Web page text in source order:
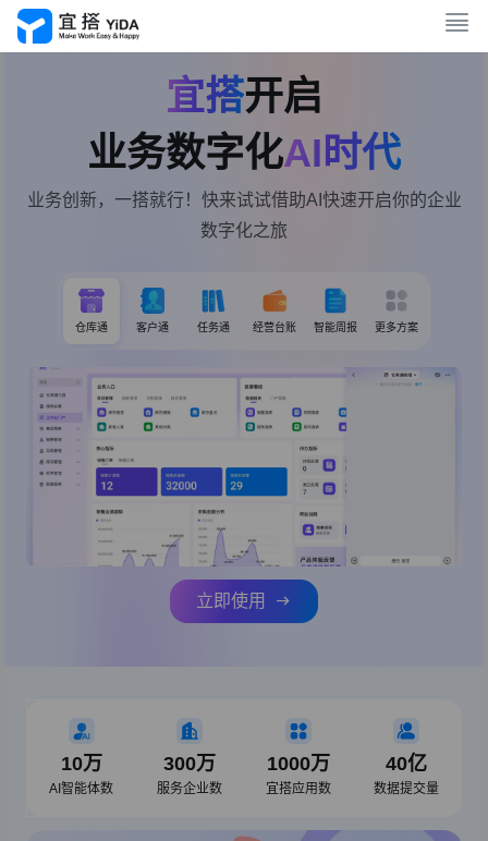
宜搭开启
业务数字化AI时代
业务创新，一搭就行！快来试试借助AI快速开启你的企业
数字化之旅
仓库通 客户通 任务通 经营台账 智能周报 更多方案
立即使用
10万
AI智能体数
300万
服务企业数
1000万
宜搭应用数
40亿
数据提交量